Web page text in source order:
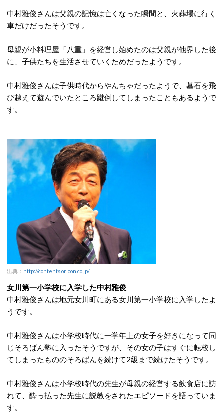
中村雅俊さんは父親の記憶は亡くなった瞬間と、火葬場に行く
車だけだったそうです。
母親が小料理屋「八重」を経営し始めたのは父親が他界した後
に、子供たちを生活させていくためだったようです。
中村雅俊さんは子供時代からやんちゃだったようで、墓石を飛
び越えて遊んでいたところ蹴倒してしまったこともあるようで
す。
出典： http://contents.oricon.co.jp/
女川第一小学校に入学した中村雅俊
中村雅俊さんは地元女川町にある女川第一小学校に入学したよ
うです。
中村雅俊さんは小学校時代に一学年上の女子を好きになって同
じそろばん塾に入ったそうですが、その女の子はすぐに転校し
てしまったもののそろばんを続けて2級まで続けたそうです。
中村雅俊さんは小学校時代の先生が母親の経営する飲食店に訪
れて、酔っ払った先生に説教をされたエピソードを語っていま
す。